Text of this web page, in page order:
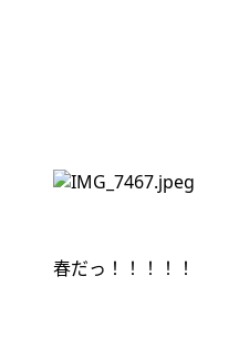
春だっ！！！！！